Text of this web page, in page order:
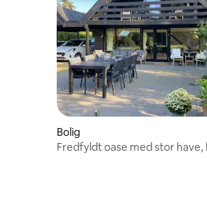
Bolig
Fredfyldt oase med stor have,